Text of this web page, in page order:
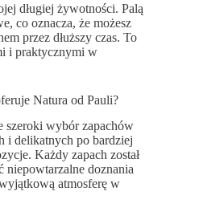
długiej żywotności. Palą
co oznacza, że możesz
przez dłuższy czas. To
i praktycznymi w
Natura od Pauli?
szeroki wybór zapachów
i delikatnych po bardziej
Każdy zapach został
niepowtarzalne doznania
atmosferę w